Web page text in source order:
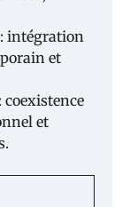
: intégration
et
: coexistence
et